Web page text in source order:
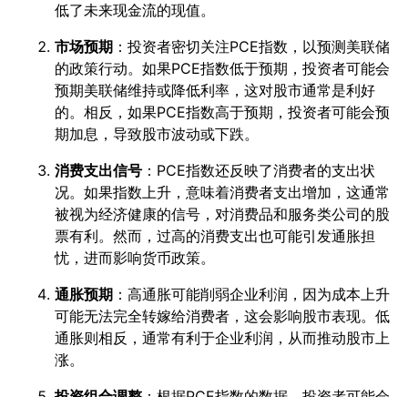
低了未来现金流的现值。
市场预期 ：投资者密切关注PCE指数，以预测美联储
的政策行动。如果PCE指数低于预期，投资者可能会
预期美联储维持或降低利率，这对股市通常是利好
的。相反，如果PCE指数高于预期，投资者可能会预
期加息，导致股市波动或下跌。
消费支出信号 ：PCE指数还反映了消费者的支出状
况。如果指数上升，意味着消费者支出增加，这通常
被视为经济健康的信号，对消费品和服务类公司的股
票有利。然而，过高的消费支出也可能引发通胀担
忧，进而影响货币政策。
通胀预期 ：高通胀可能削弱企业利润，因为成本上升
可能无法完全转嫁给消费者，这会影响股市表现。低
通胀则相反，通常有利于企业利润，从而推动股市上
涨。